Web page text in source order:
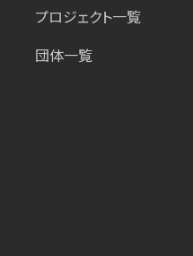
プロジェクト一覧
団体一覧